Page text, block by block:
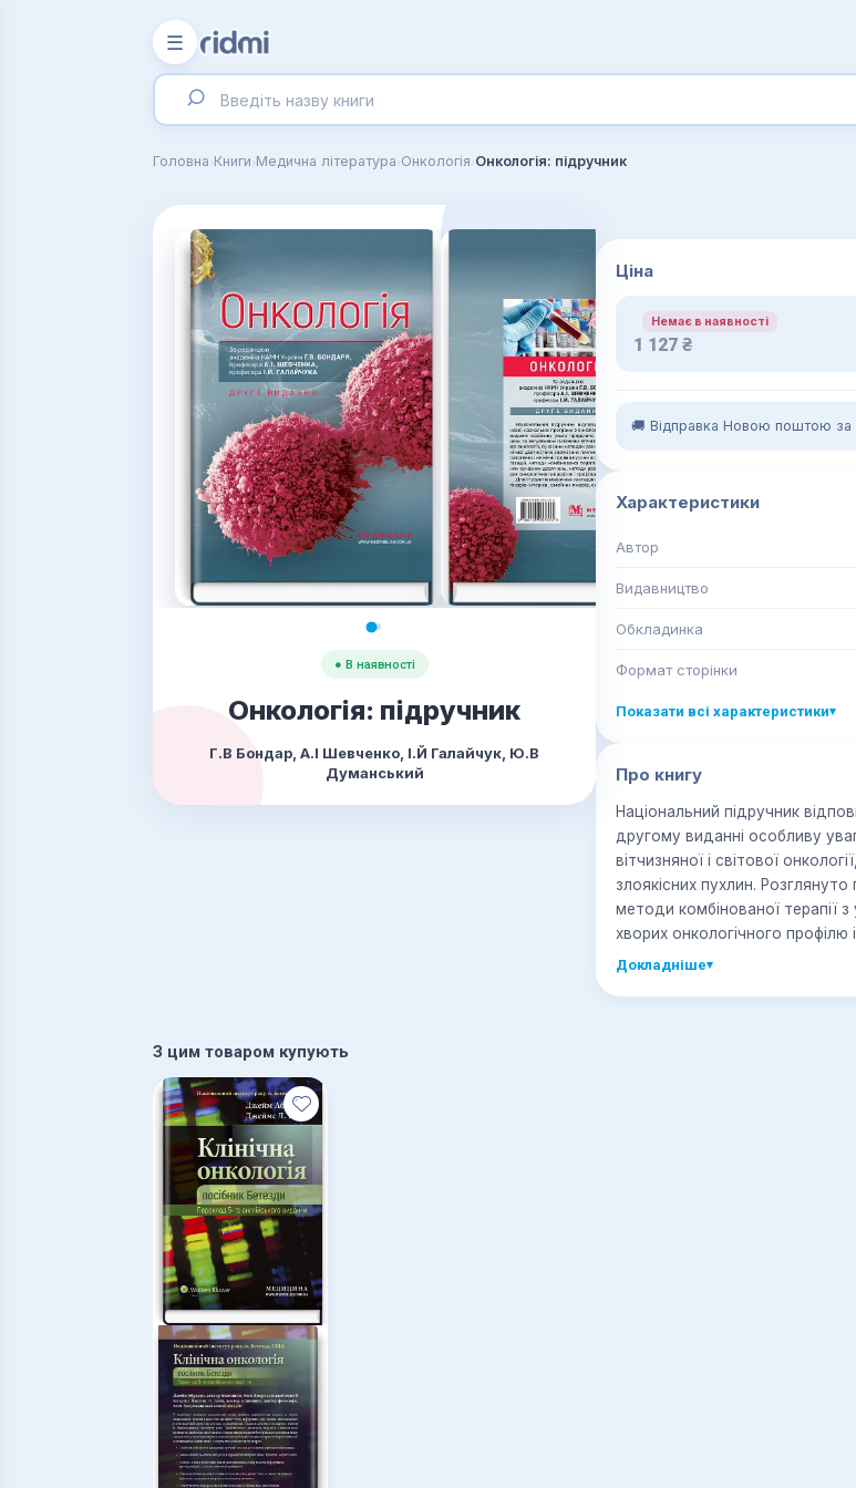
☰
Головна›Книги›Медична література›Онкологія›Онкологія: підручник
● В наявності
Онкологія: підручник
Г.В Бондар, А.I Шевченко, I.Й Галайчук, Ю.В
Думанський
Ціна
Немає в наявності
1 127 ₴
🚚 Відправка Новою поштою за
Характеристики
Автор
Видавництво
Обкладинка
Формат сторінки
Показати всі характеристики▾
Про книгу
Національний підручник
другому виданні особливу
вітчизняної і світової
злоякісних пухлин. Розглянуто
методи комбінованої терапії
хворих онкологічного профілю
Для студентів медичних
Докладніше▾
З цим товаром купують